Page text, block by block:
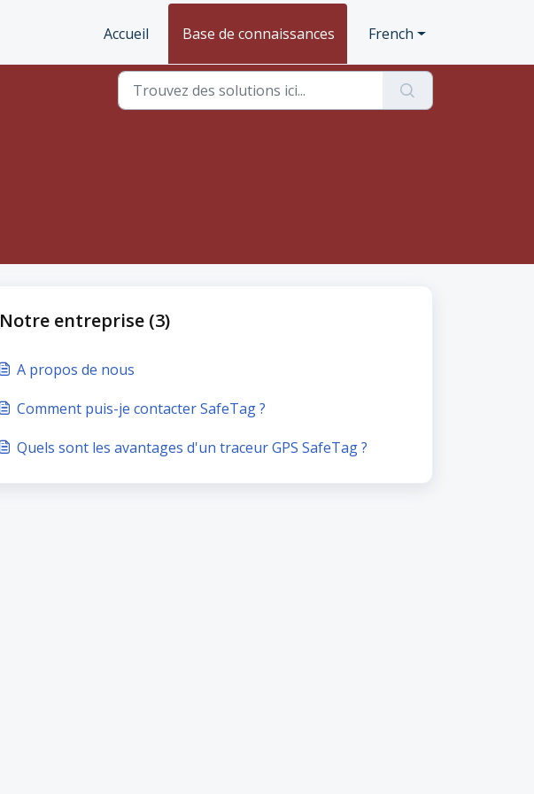
Accueil Base de connaissances French
Notre entreprise (3)
A propos de nous
Comment puis-je contacter SafeTag ?
Quels sont les avantages d'un traceur GPS SafeTag ?